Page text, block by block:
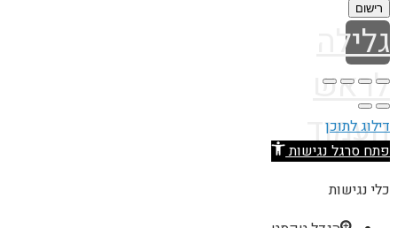
רישום
גלילה
לראש
העמוד
דילוג לתוכן
פתח סרגל נגישות
כלי נגישות